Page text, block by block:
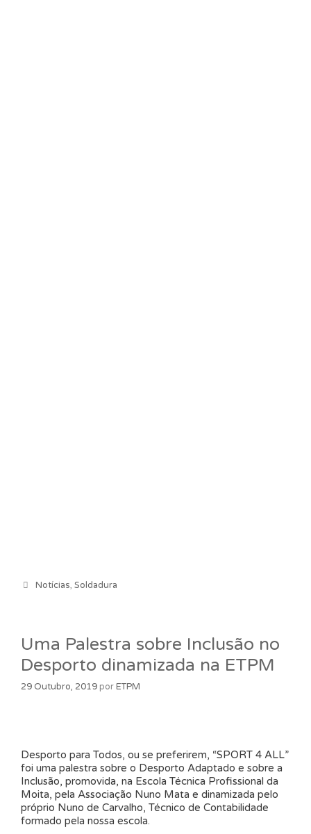
Categorias
Notícias, Soldadura
Uma Palestra sobre Inclusão no
Desporto dinamizada na ETPM
29 Outubro, 2019 porETPM
Desporto para Todos, ou se preferirem, “SPORT 4 ALL”
foi uma palestra sobre o Desporto Adaptado e sobre a
Inclusão, promovida, na Escola Técnica Profissional da
Moita, pela Associação Nuno Mata e dinamizada pelo
próprio Nuno de Carvalho, Técnico de Contabilidade
formado pela nossa escola.